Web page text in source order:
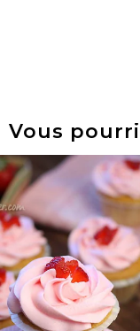
Vous